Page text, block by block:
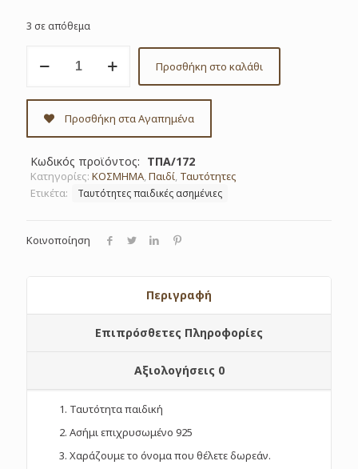
3 σε απόθεμα
παιδική
Κωδ.
ΤΠΑ/172
ποσότητα
Προσθήκη στο καλάθι
Προσθήκη στα Αγαπημένα
Κωδικός προϊόντος: ΤΠΑ/172
Κατηγορίες: ΚΟΣΜΗΜΑ,Παιδί, Ταυτότητες
Ετικέτα:
Ταυτότητες παιδικές ασημένιες
Κοινοποίηση
Περιγραφή
Επιπρόσθετες Πληροφορίες
Αξιολογήσεις 0
Ταυτότητα παιδική
Ασήμι επιχρυσωμένο 925
Χαράζουμε το όνομα που θέλετε δωρεάν.